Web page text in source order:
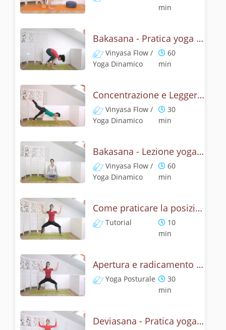
min
Bakasana - Pratica yoga con la tecnica della posizione del corvo
Vinyasa Flow /
Yoga Dinamico
60
min
Concentrazione e Leggerezza con la posizione del Corvo
Vinyasa Flow /
Yoga Dinamico
30
min
Bakasana - Lezione yoga con la mitologia della posizione del corvo
Vinyasa Flow /
Yoga Dinamico
60
min
Come praticare la posizione della Dea? Tutorial di Deviasana
Tutorial
10
min
Apertura e radicamento con la posizione della Dea
Yoga Posturale
30
min
Deviasana - Pratica yoga con la tecnica della posizione della Dea